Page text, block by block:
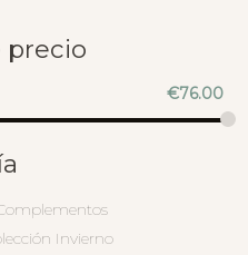
precio
€76.00
Invierno